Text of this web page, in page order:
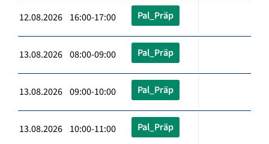
12.08.2026 16:00-17:00 Pal_Präp
13.08.2026 08:00-09:00 Pal_Präp
13.08.2026 09:00-10:00 Pal_Präp
13.08.2026 10:00-11:00 Pal_Präp